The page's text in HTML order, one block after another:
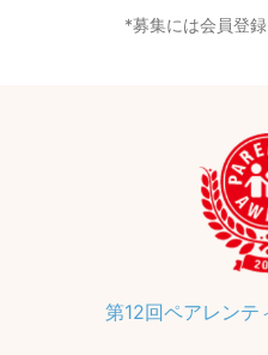
募集には会員登
第12回ペアレンテ